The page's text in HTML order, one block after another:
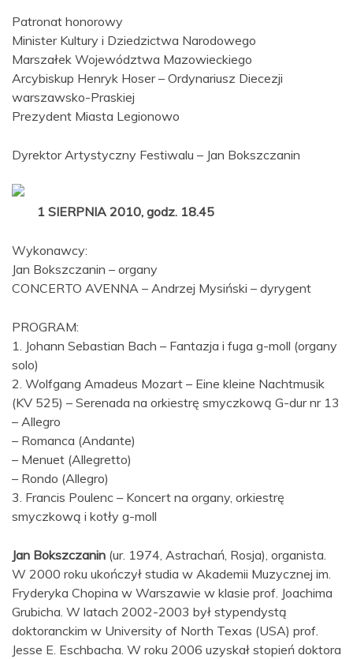
Patronat honorowy
Minister Kultury i Dziedzictwa Narodowego
Marszałek Województwa Mazowieckiego
Arcybiskup Henryk Hoser – Ordynariusz Diecezji
warszawsko-Praskiej
Prezydent Miasta Legionowo
Dyrektor Artystyczny Festiwalu – Jan Bokszczanin
1 SIERPNIA 2010, godz. 18.45
Wykonawcy:
Jan Bokszczanin – organy
CONCERTO AVENNA – Andrzej Mysiński – dyrygent
PROGRAM:
1. Johann Sebastian Bach – Fantazja i fuga g-moll (organy
solo)
2. Wolfgang Amadeus Mozart – Eine kleine Nachtmusik
(KV 525) – Serenada na orkiestrę smyczkową G-dur nr 13
– Allegro
– Romanca (Andante)
– Menuet (Allegretto)
– Rondo (Allegro)
3. Francis Poulenc – Koncert na organy, orkiestrę
smyczkową i kotły g-moll
Jan Bokszczanin (ur. 1974, Astrachań, Rosja), organista.
W 2000 roku ukończył studia w Akademii Muzycznej im.
Fryderyka Chopina w Warszawie w klasie prof. Joachima
Grubicha. W latach 2002-2003 był stypendystą
doktoranckim w University of North Texas (USA) prof.
Jesse E. Eschbacha. W roku 2006 uzyskał stopień doktora